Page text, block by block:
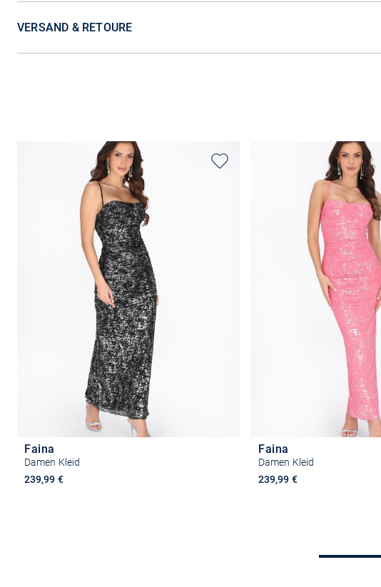
VERSAND & RETOURE
Faina
Damen Kleid
239,99 €
Faina
Damen Kleid
239,99 €
Größe